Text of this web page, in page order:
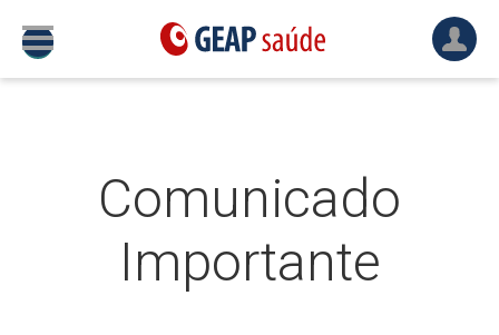
Comunicado
Importante